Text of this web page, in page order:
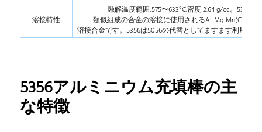
溶接特性
融解温度範囲:575〜633°C;密度:2.64 g/cc。5356は
類似組成の合金の溶接に使用されるAl-Mg-Mn(Cr、Ti
溶接合金です。5356は5056の代替としてますます利用さ
5356アルミニウム充填棒の主
な特徴